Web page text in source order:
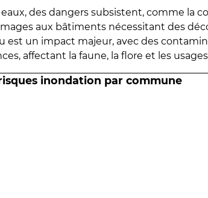
des dangers subsistent, comme la
aux bâtiments nécessitant des
est un impact majeur, avec des
affectant la faune, la flore et les
inondation par commune